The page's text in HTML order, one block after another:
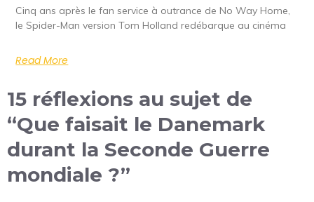
Cinq ans après le fan service à outrance de No Way Home,
le Spider-Man version Tom Holland redébarque au cinéma
Read More
15 réflexions au sujet de
“Que faisait le Danemark
durant la Seconde Guerre
mondiale ?”